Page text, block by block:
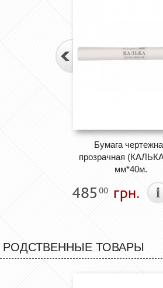
Бумага
прозрачная
мм*40м.
485 00 грн.
РОДСТВЕННЫЕ ТОВАРЫ